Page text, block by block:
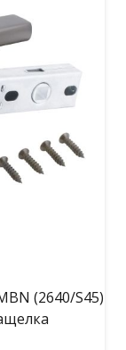
(2640/S45)